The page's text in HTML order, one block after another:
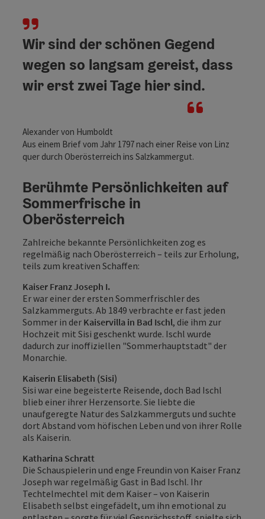
Wir sind der schönen Gegend
wegen so langsam gereist, dass
wir erst zwei Tage hier sind.
Alexander von Humboldt
Aus einem Brief vom Jahr 1797 nach einer Reise von Linz
quer durch Oberösterreich ins Salzkammergut.
Berühmte Persönlichkeiten auf
Sommerfrische in
Oberösterreich
Zahlreiche bekannte Persönlichkeiten zog es
regelmäßig nach Oberösterreich – teils zur Erholung,
teils zum kreativen Schaffen:
Kaiser Franz Joseph I.
Er war einer der ersten Sommerfrischler des
Salzkammerguts. Ab 1849 verbrachte er fast jeden
Sommer in der Kaiservilla in Bad Ischl, die ihm zur
Hochzeit mit Sisi geschenkt wurde. Ischl wurde
dadurch zur inoffiziellen "Sommerhauptstadt" der
Monarchie.
Kaiserin Elisabeth (Sisi)
Sisi war eine begeisterte Reisende, doch Bad Ischl
blieb einer ihrer Herzensorte. Sie liebte die
unaufgeregte Natur des Salzkammerguts und suchte
dort Abstand vom höfischen Leben und von ihrer Rolle
als Kaiserin.
Katharina Schratt
Die Schauspielerin und enge Freundin von Kaiser Franz
Joseph war regelmäßig Gast in Bad Ischl. Ihr
Techtelmechtel mit dem Kaiser – von Kaiserin
Elisabeth selbst eingefädelt, um ihn emotional zu